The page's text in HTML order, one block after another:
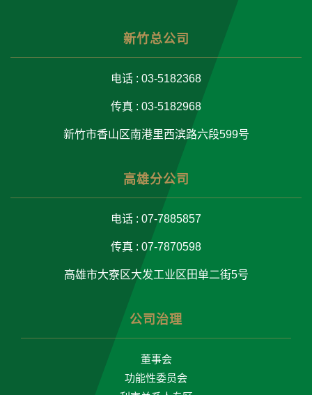
新竹总公司
电话 : 03-5182368
传真 : 03-5182968
新竹市香山区南港里西滨路六段599号
高雄分公司
电话 : 07-7885857
传真 : 07-7870598
高雄市大寮区大发工业区田单二街5号
公司治理
董事会
功能性委员会